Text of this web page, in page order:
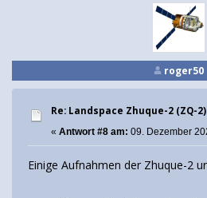
roger50
Re: Landspace Zhuque-2 (ZQ-
« Antwort #8 am: 09. Dezember
Einige Aufnahmen der Zhuque-2